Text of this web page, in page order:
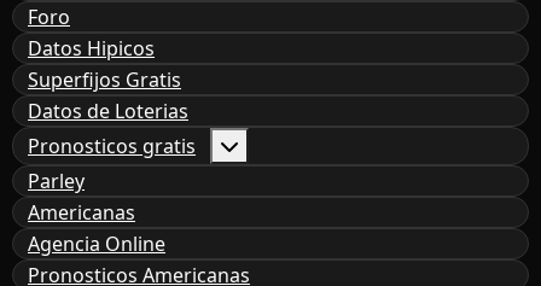
Foro
Datos Hipicos
Superfijos Gratis
Datos de Loterias
Pronosticos gratis
Parley
Americanas
Agencia Online
Pronosticos Americanas